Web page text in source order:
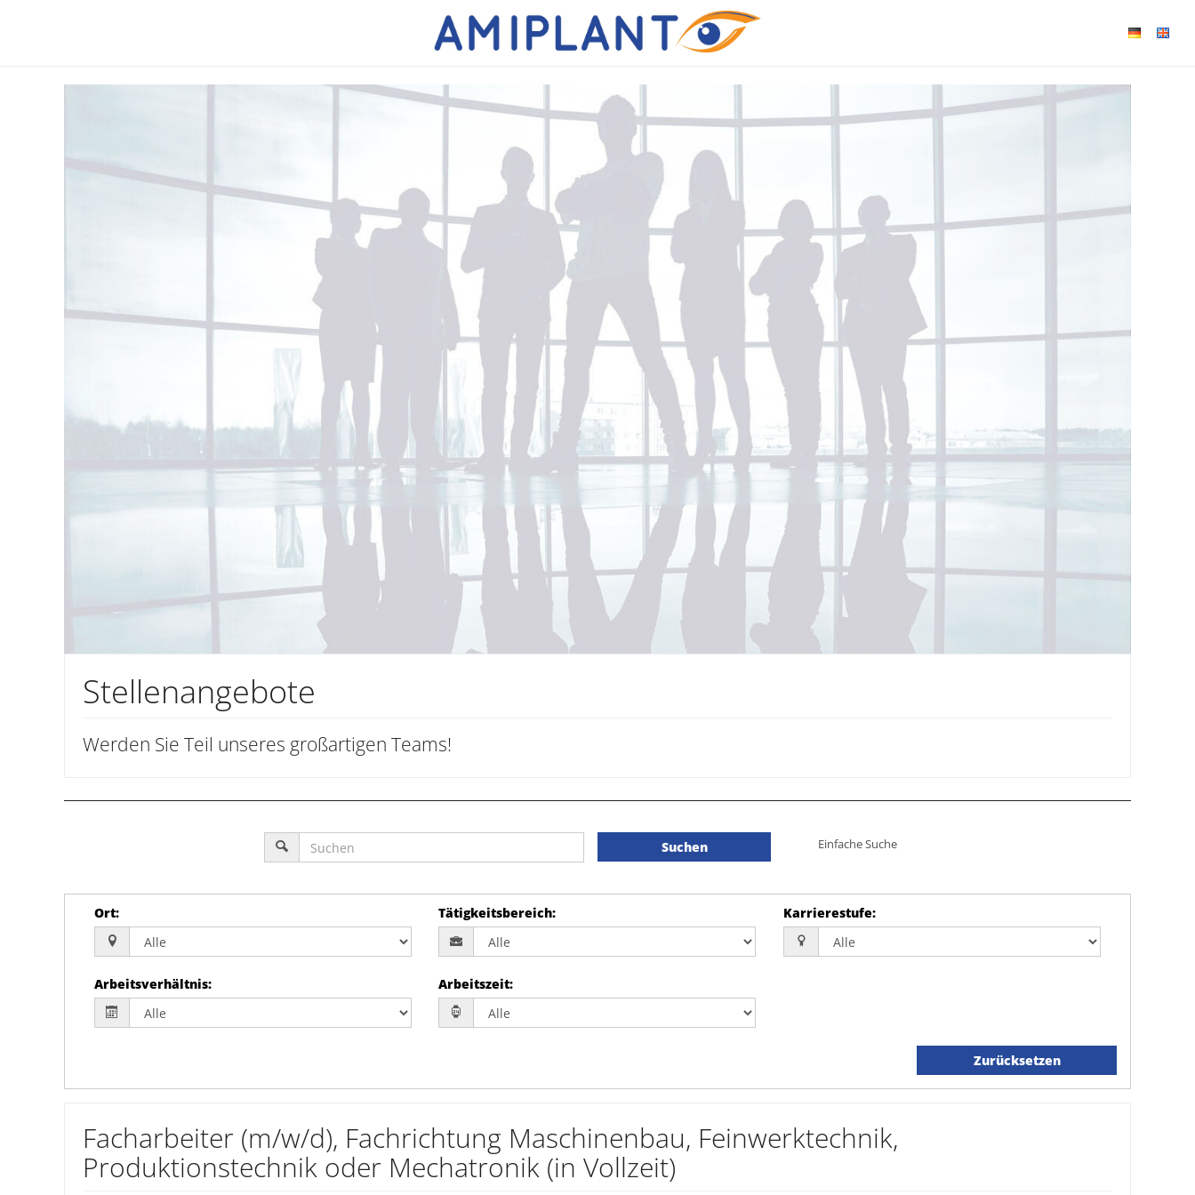
Stellenangebote
Werden Sie Teil unseres großartigen Teams!
Suchen Einfache Suche
Ort: Tätigkeitsbereich: Karrierestufe:
Arbeitsverhältnis: Arbeitszeit:
Zurücksetzen
Facharbeiter (m/w/d), Fachrichtung Maschinenbau, Feinwerktechnik,
Produktionstechnik oder Mechatronik (in Vollzeit)